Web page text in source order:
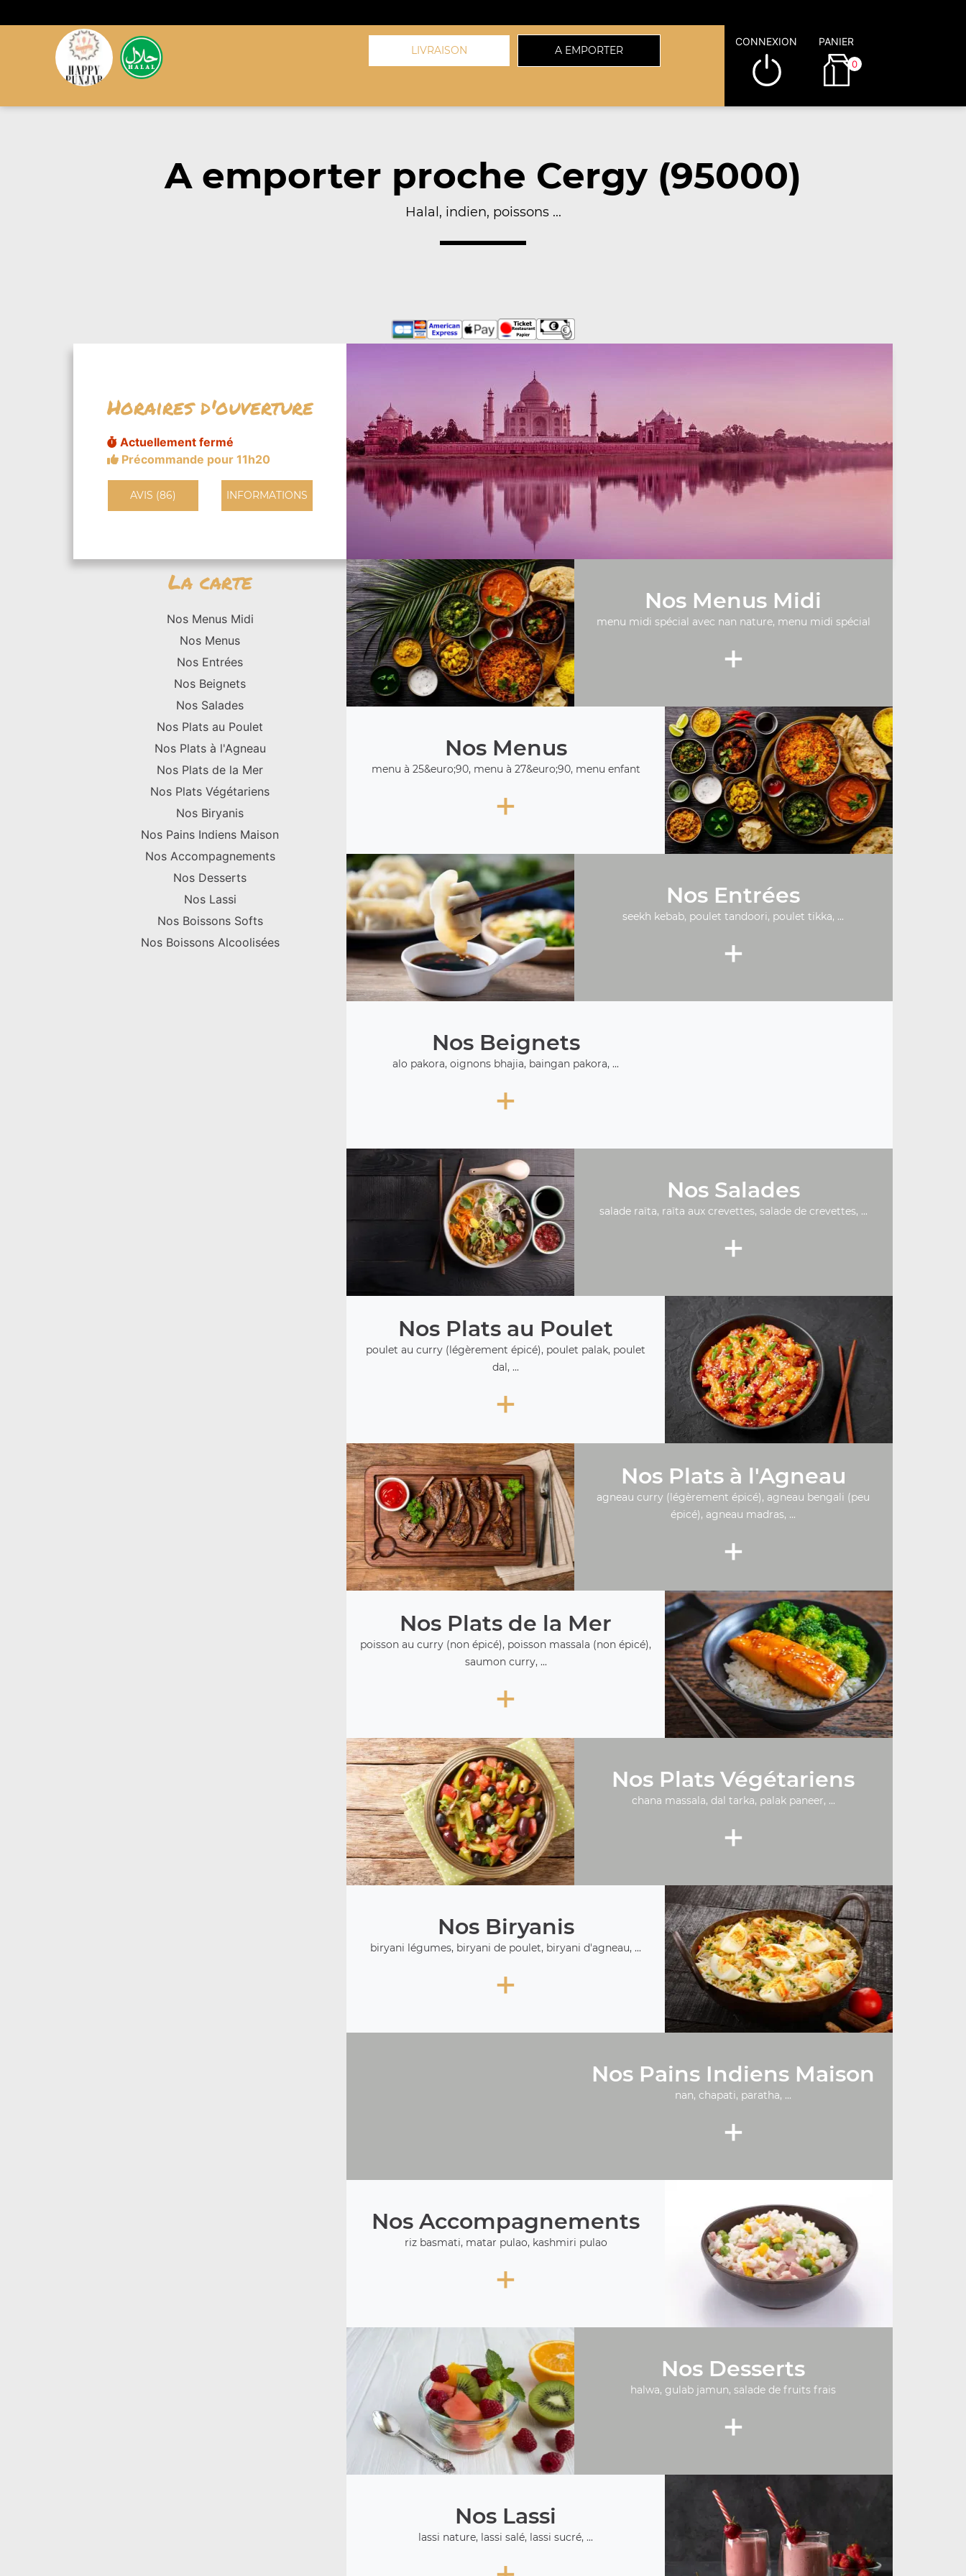
LIVRAISON A EMPORTER
CONNEXION PANIER
0
A emporter proche Cergy (95000)
Halal, indien, poissons ...
Horaires d'ouverture
Actuellement fermé
Précommande pour 11h20
AVIS (86) INFORMATIONS
La carte
Nos Menus Midi
Nos Menus
Nos Entrées
Nos Beignets
Nos Salades
Nos Plats au Poulet
Nos Plats à l'Agneau
Nos Plats de la Mer
Nos Plats Végétariens
Nos Biryanis
Nos Pains Indiens Maison
Nos Accompagnements
Nos Desserts
Nos Lassi
Nos Boissons Softs
Nos Boissons Alcoolisées
Nos Menus Midi
menu midi spécial avec nan nature, menu midi spécial
+
Nos Menus
menu à 25&euro;90, menu à 27&euro;90, menu enfant
+
Nos Entrées
seekh kebab, poulet tandoori, poulet tikka, ...
+
Nos Beignets
alo pakora, oignons bhajia, baingan pakora, ...
+
Nos Salades
salade raïta, raïta aux crevettes, salade de crevettes, ...
+
Nos Plats au Poulet
poulet au curry (légèrement épicé), poulet palak, poulet
dal, ...
+
Nos Plats à l'Agneau
agneau curry (légèrement épicé), agneau bengali (peu
épicé), agneau madras, ...
+
Nos Plats de la Mer
poisson au curry (non épicé), poisson massala (non épicé),
saumon curry, ...
+
Nos Plats Végétariens
chana massala, dal tarka, palak paneer, ...
+
Nos Biryanis
biryani légumes, biryani de poulet, biryani d'agneau, ...
+
Nos Pains Indiens Maison
nan, chapati, paratha, ...
+
Nos Accompagnements
riz basmati, matar pulao, kashmiri pulao
+
Nos Desserts
halwa, gulab jamun, salade de fruits frais
+
Nos Lassi
lassi nature, lassi salé, lassi sucré, ...